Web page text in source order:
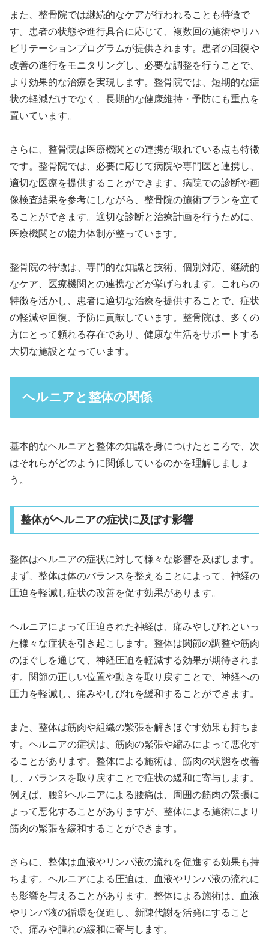
また、整骨院では継続的なケアが行われることも特徴で
す。患者の状態や進行具合に応じて、複数回の施術やリハ
ビリテーションプログラムが提供されます。患者の回復や
改善の進行をモニタリングし、必要な調整を行うことで、
より効果的な治療を実現します。整骨院では、短期的な症
状の軽減だけでなく、長期的な健康維持・予防にも重点を
置いています。
さらに、整骨院は医療機関との連携が取れている点も特徴
です。整骨院では、必要に応じて病院や専門医と連携し、
適切な医療を提供することができます。病院での診断や画
像検査結果を参考にしながら、整骨院の施術プランを立て
ることができます。適切な診断と治療計画を行うために、
医療機関との協力体制が整っています。
整骨院の特徴は、専門的な知識と技術、個別対応、継続的
なケア、医療機関との連携などが挙げられます。これらの
特徴を活かし、患者に適切な治療を提供することで、症状
の軽減や回復、予防に貢献しています。整骨院は、多くの
方にとって頼れる存在であり、健康な生活をサポートする
大切な施設となっています。
ヘルニアと整体の関係
基本的なヘルニアと整体の知識を身につけたところで、次
はそれらがどのように関係しているのかを理解しましょ
う。
整体がヘルニアの症状に及ぼす影響
整体はヘルニアの症状に対して様々な影響を及ぼします。
まず、整体は体のバランスを整えることによって、神経の
圧迫を軽減し症状の改善を促す効果があります。
ヘルニアによって圧迫された神経は、痛みやしびれといっ
た様々な症状を引き起こします。整体は関節の調整や筋肉
のほぐしを通じて、神経圧迫を軽減する効果が期待されま
す。関節の正しい位置や動きを取り戻すことで、神経への
圧力を軽減し、痛みやしびれを緩和することができます。
また、整体は筋肉や組織の緊張を解きほぐす効果も持ちま
す。ヘルニアの症状は、筋肉の緊張や縮みによって悪化す
ることがあります。整体による施術は、筋肉の状態を改善
し、バランスを取り戻すことで症状の緩和に寄与します。
例えば、腰部ヘルニアによる腰痛は、周囲の筋肉の緊張に
よって悪化することがありますが、整体による施術により
筋肉の緊張を緩和することができます。
さらに、整体は血液やリンパ液の流れを促進する効果も持
ちます。ヘルニアによる圧迫は、血液やリンパ液の流れに
も影響を与えることがあります。整体による施術は、血液
やリンパ液の循環を促進し、新陳代謝を活発にすること
で、痛みや腫れの緩和に寄与します。